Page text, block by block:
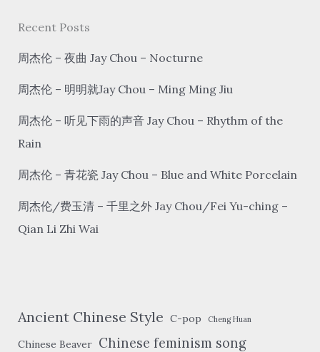
c
Recent Posts
周杰伦 – 夜曲 Jay Chou – Nocturne
周杰伦 – 明明就Jay Chou – Ming Ming Jiu
周杰伦 – 听见下雨的声音 Jay Chou – Rhythm of the
Rain
周杰伦 – 青花瓷 Jay Chou – Blue and White Porcelain
周杰伦/费玉清 – 千里之外 Jay Chou/Fei Yu-ching –
Qian Li Zhi Wai
Ancient Chinese Style C-pop Cheng Huan
Chinese Beaver Chinese feminism song